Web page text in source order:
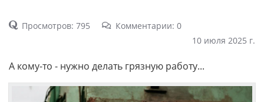
Просмотров: 795
Комментарии: 0
10 июля 2025 г.
А кому-то - нужно делать грязную работу...